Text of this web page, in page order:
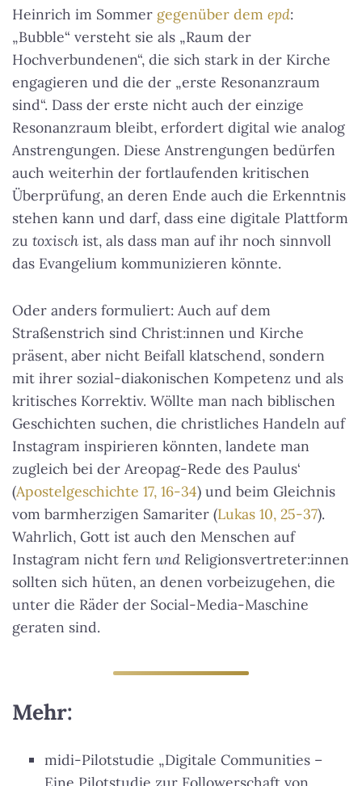
Heinrich im Sommer gegenüber dem epd:
„Bubble“ versteht sie als „Raum der
Hochverbundenen“, die sich stark in der Kirche
engagieren und die der „erste Resonanzraum
sind“. Dass der erste nicht auch der einzige
Resonanzraum bleibt, erfordert digital wie analog
Anstrengungen. Diese Anstrengungen bedürfen
auch weiterhin der fortlaufenden kritischen
Überprüfung, an deren Ende auch die Erkenntnis
stehen kann und darf, dass eine digitale Plattform
zu toxisch ist, als dass man auf ihr noch sinnvoll
das Evangelium kommunizieren könnte.
Oder anders formuliert: Auch auf dem
Straßenstrich sind Christ:innen und Kirche
präsent, aber nicht Beifall klatschend, sondern
mit ihrer sozial-diakonischen Kompetenz und als
kritisches Korrektiv. Wöllte man nach biblischen
Geschichten suchen, die christliches Handeln auf
Instagram inspirieren könnten, landete man
zugleich bei der Areopag-Rede des Paulus‘
(Apostelgeschichte 17, 16-34) und beim Gleichnis
vom barmherzigen Samariter (Lukas 10, 25-37).
Wahrlich, Gott ist auch den Menschen auf
Instagram nicht fern und Religionsvertreter:innen
sollten sich hüten, an denen vorbeizugehen, die
unter die Räder der Social-Media-Maschine
geraten sind.
Mehr:
midi-Pilotstudie „Digitale Communities –